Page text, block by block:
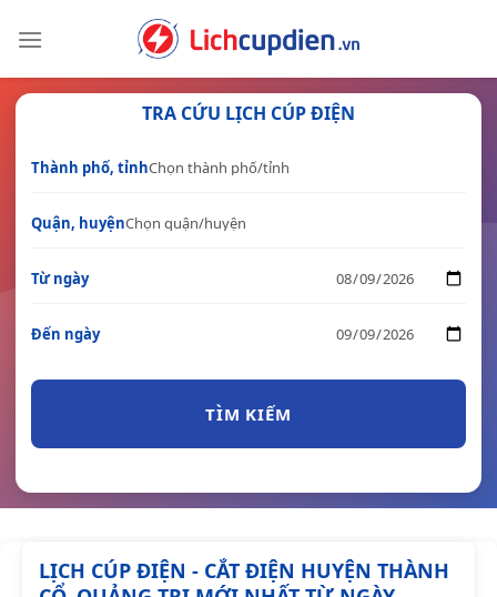
TRA CỨU LỊCH CÚP ĐIỆN
Thành phố, tỉnh
Quận, huyện
Từ ngày
Đến ngày
TÌM KIẾM
LỊCH CÚP ĐIỆN - CẮT ĐIỆN HUYỆN THÀNH